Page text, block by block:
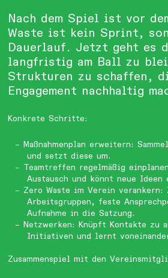
Nach dem Spiel ist vor
Waste ist kein Sprint,
Dauerlauf. Jetzt geht es
langfristig am Ball zu
Strukturen zu schaffen,
Engagement nachhaltig
Konkrete Schritte:
Maßnahmenplan erweitern:
und setzt diese um.
Teamtreffen regelmäßig
Austausch und könnt neue Ideen
Zero Waste im Verein verankern:
Arbeitsgruppen, feste
Aufnahme in die Satzung.
Netzwerken: Knüpft Kontakte zu
Initiativen und lernt
Zusammenspiel mit den